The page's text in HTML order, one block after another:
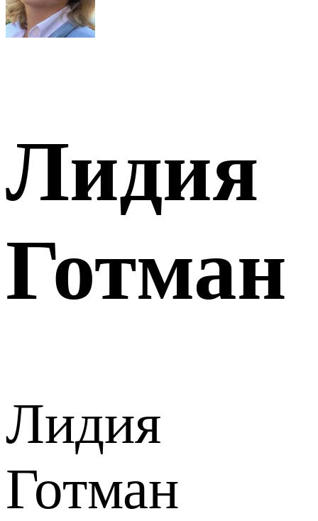
Лидия
Готман
Лидия
Готман